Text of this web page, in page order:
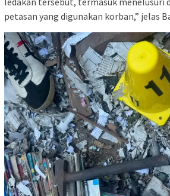
petasan yang digunakan korban,” jelas